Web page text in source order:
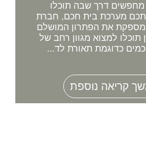
דרך שבה תוכלו
מערכת בית חכם, חברת
מספקת את הפתרון המושלם
תוכלו למצוא מגוון רחב של
כדוגמת תאורת לד...
קריאה נוספת